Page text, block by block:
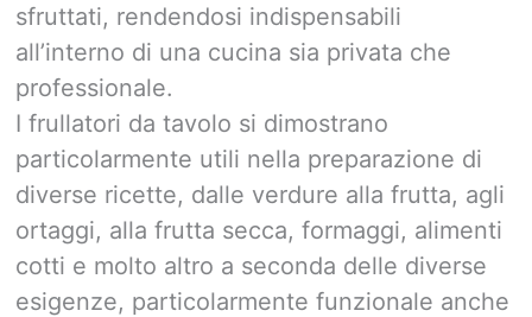
sfruttati, rendendosi indispensabili
all’interno di una cucina sia privata che
professionale.
I frullatori da tavolo si dimostrano
particolarmente utili nella preparazione di
diverse ricette, dalle verdure alla frutta, agli
ortaggi, alla frutta secca, formaggi, alimenti
cotti e molto altro a seconda delle diverse
esigenze, particolarmente funzionale anche